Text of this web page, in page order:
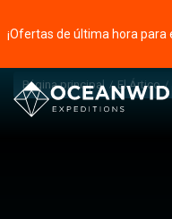
Página principal El Ártico